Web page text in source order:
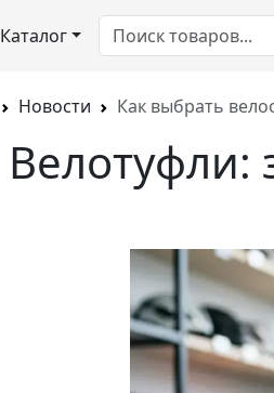
Каталог
Новости Как выбрать
Велотуфли: